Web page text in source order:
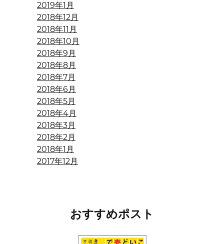
2019年1月
2018年12月
2018年11月
2018年10月
2018年9月
2018年8月
2018年7月
2018年6月
2018年5月
2018年4月
2018年3月
2018年2月
2018年1月
2017年12月
おすすめポスト